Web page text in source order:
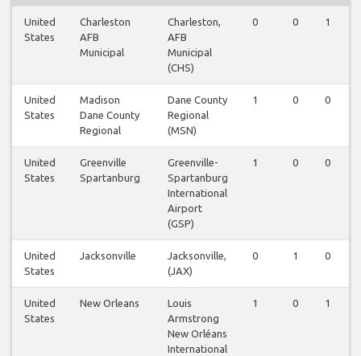
United
States
Charleston
AFB
Municipal
Charleston,
AFB
Municipal
(CHS)
0 0 1
United
States
Madison
Dane County
Regional
Dane County
Regional
(MSN)
1 0 0
United
States
Greenville
Spartanburg
Greenville-
Spartanburg
International
Airport
(GSP)
1 0 0
United
States
Jacksonville
Jacksonville,
(JAX)
0 1 0
United
States
New Orleans
Louis
Armstrong
New Orléans
International
1 0 1